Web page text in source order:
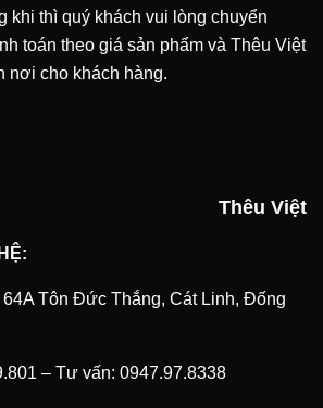
khi thì quý khách vui lòng chuyển
toán theo giá sản phẩm và Thêu Việt
nơi cho khách hàng.
Thêu Việt
Tôn Đức Thắng, Cát Linh, Đống
– Tư vấn: 0947.97.8338